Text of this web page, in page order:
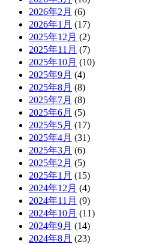
2026年2月 (6)
2026年1月 (17)
2025年12月 (2)
2025年11月 (7)
2025年10月 (10)
2025年9月 (4)
2025年8月 (8)
2025年7月 (8)
2025年6月 (5)
2025年5月 (17)
2025年4月 (31)
2025年3月 (6)
2025年2月 (5)
2025年1月 (15)
2024年12月 (4)
2024年11月 (9)
2024年10月 (11)
2024年9月 (14)
2024年8月 (23)